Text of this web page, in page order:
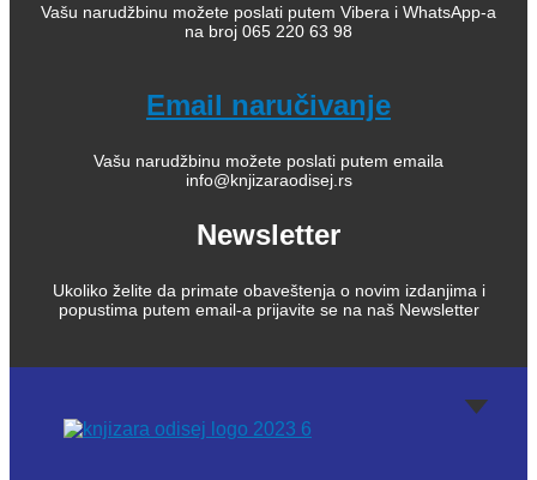
Vašu narudžbinu možete poslati putem Vibera i WhatsApp-a
na broj 065 220 63 98
Email naručivanje
Vašu narudžbinu možete poslati putem emaila
info@knjizaraodisej.rs
Newsletter
Ukoliko želite da primate obaveštenja o novim izdanjima i
popustima putem email-a prijavite se na naš Newsletter